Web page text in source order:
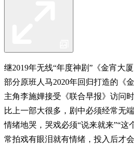
继2019年无线“年度神剧”《金宵大
部分原班人马2020年回归打造的《
主角李施嬅接受《联合早报》访问
比上一部大很多，剧中必须经常无
情绪地哭，哭戏必须“说来就来”“这
常拍戏有眼泪就有情绪，投入后才